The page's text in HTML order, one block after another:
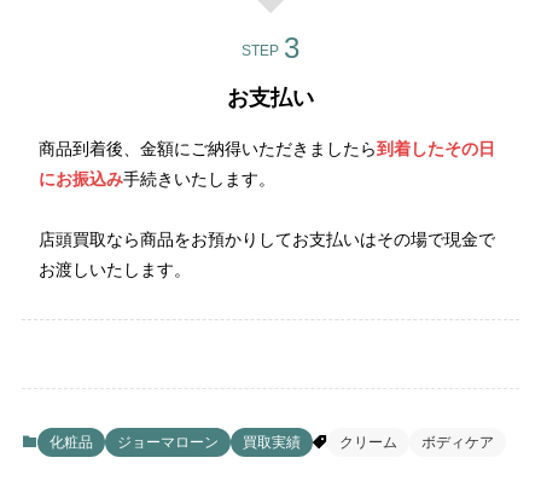
STEP
お支払い
商品到着後、金額にご納得いただきましたら到着したその日
にお振込み手続きいたします。
店頭買取なら商品をお預かりしてお支払いはその場で現金で
お渡しいたします。
化粧品 ジョーマローン 買取実績 クリーム ボディケア